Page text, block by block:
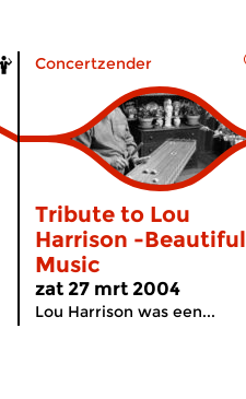
Concertzender
Tribute to Lou
Harrison -Beautiful
Music
zat 27 mrt 2004
Lou Harrison was een...